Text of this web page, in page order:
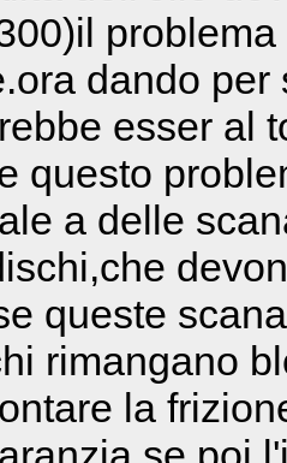
dando
esser al
questo
a delle
queste
rimangano
la